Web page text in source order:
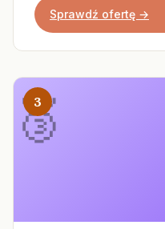
Sprawdź ofertę →
3